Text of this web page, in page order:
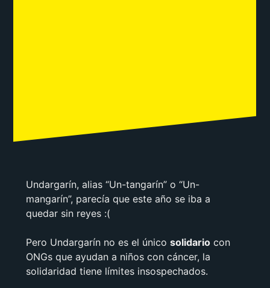
Undargarín, alias “Un-tangarín” o “Un-
mangarín”, parecía que este año se iba a
quedar sin reyes :(
Pero Undargarín no es el único solidariocon
ONGs que ayudan a niños con cáncer, la
solidaridad tiene límites insospechados.